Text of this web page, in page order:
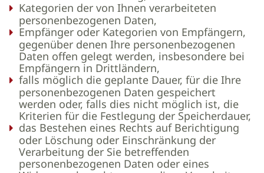
Kategorien der von Ihnen verarbeiteten
personenbezogenen Daten,
Empfänger oder Kategorien von Empfängern,
gegenüber denen Ihre personenbezogenen
Daten offen gelegt werden, insbesondere bei
Empfängern in Drittländern,
falls möglich die geplante Dauer, für die Ihre
personenbezogenen Daten gespeichert
werden oder, falls dies nicht möglich ist, die
Kriterien für die Festlegung der Speicherdauer,
das Bestehen eines Rechts auf Berichtigung
oder Löschung oder Einschränkung der
Verarbeitung der Sie betreffenden
personenbezogenen Daten oder eines